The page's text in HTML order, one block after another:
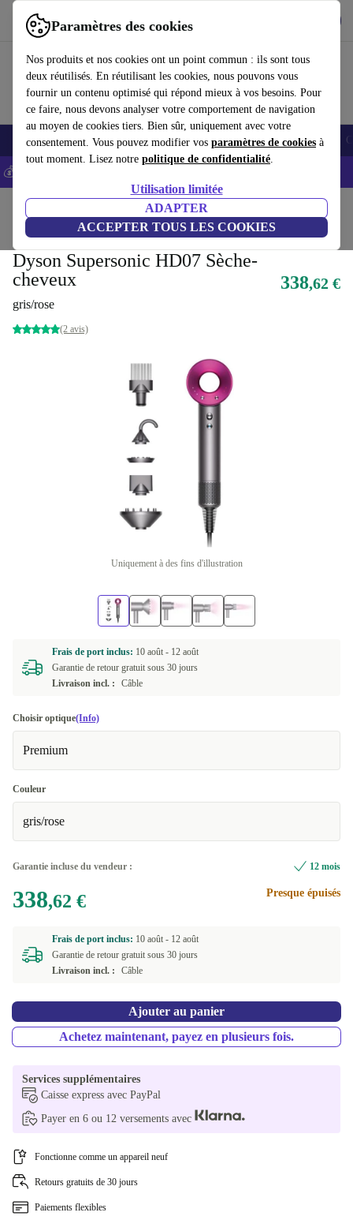
Paramètres des cookies
Nos produits et nos cookies ont un point commun : ils sont tous
deux réutilisés. En réutilisant les cookies, nous pouvons vous
fournir un contenu optimisé qui répond mieux à vos besoins. Pour
ce faire, nous devons analyser votre comportement de navigation
au moyen de cookies tiers. Bien sûr, uniquement avec votre
consentement. Vous pouvez modifier vos paramètres de cookies à
tout moment. Lisez notre politique de confidentialité.
Utilisation limitée
ADAPTER
ACCEPTER TOUS LES COOKIES
Utilisez refurbed rapidement et facilement
Smartphones Laptops Tablettes Montres connectées Accessoires
💰-5% EXTRA sur les iPhones – Code: IPHONEDEAL -
Santé & Beauté Soins du corps
Meilleure offre
Dyson Supersonic HD07 Sèche-
cheveux
gris/rose
(2 avis)
338,62 €
Uniquement à des fins d'illustration
Frais de port inclus: 10 août - 12 août
Garantie de retour gratuit sous 30 jours
Livraison incl. :
Câble
Choisir optique(Info)
Premium
Couleur
gris/rose
Garantie incluse du vendeur : 12 mois
338,62 € Presque épuisés
Frais de port inclus: 10 août - 12 août
Garantie de retour gratuit sous 30 jours
Livraison incl. :
Câble
Ajouter au panier
Achetez maintenant, payez en plusieurs fois.
Services supplémentaires
Caisse express avec PayPal
Payer en 6 ou 12 versements avec
Fonctionne comme un appareil neuf
Retours gratuits de 30 jours
Paiements flexibles